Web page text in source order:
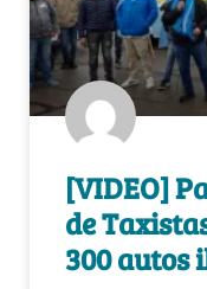
[VIDEO]
de
300 autos